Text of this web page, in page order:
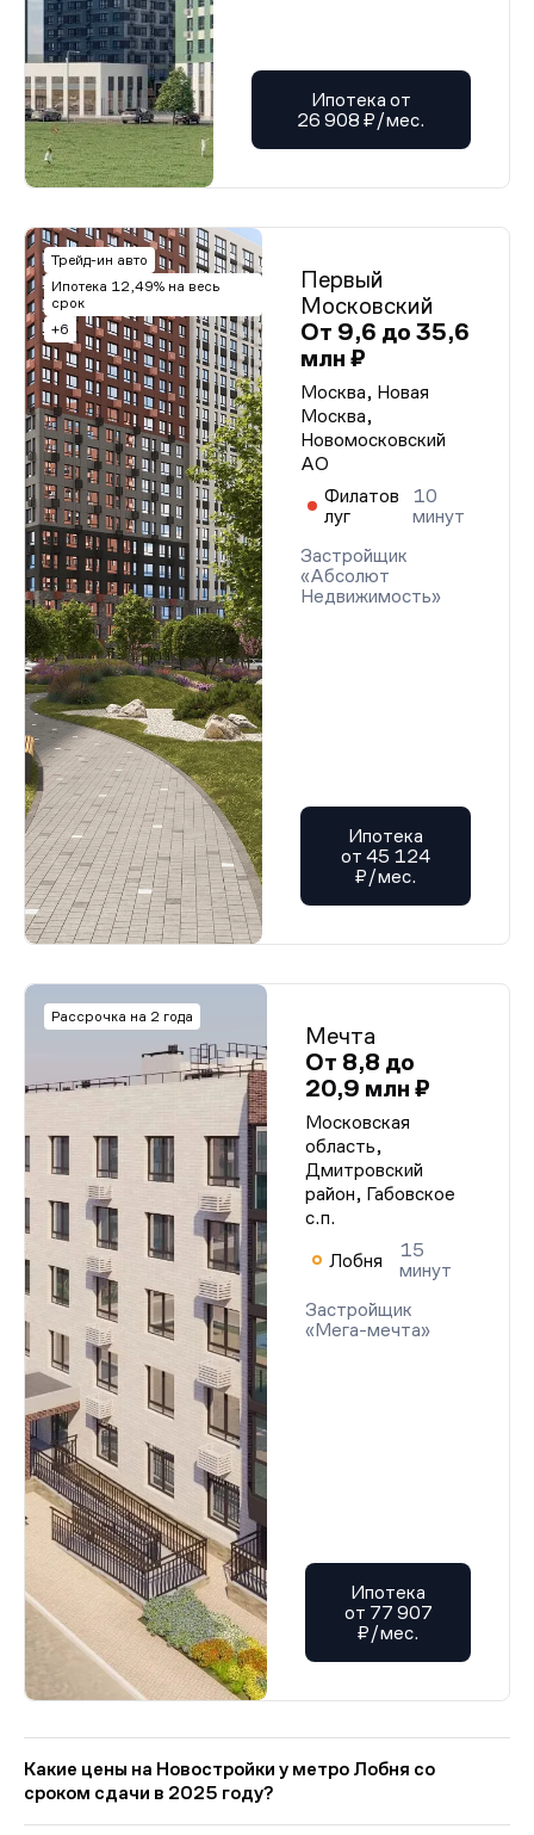
Ипотека от
26 908 ₽/мес.
Трейд-ин авто
Ипотека 12,49% на весь
срок
+6
Первый
Московский
От 9,6 до 35,6
млн ₽
Москва, Новая
Москва,
Новомосковский
АО
Филатов
луг
10
минут
Застройщик
«Абсолют
Недвижимость»
Ипотека
от 45 124
₽/мес.
Рассрочка на 2 года
Мечта
От 8,8 до
20,9 млн ₽
Московская
область,
Дмитровский
район, Габовское
с.п.
Лобня
15
минут
Застройщик
«Мега-мечта»
Ипотека
от 77 907
₽/мес.
Какие цены на Новостройки у метро Лобня со
сроком сдачи в 2025 году?